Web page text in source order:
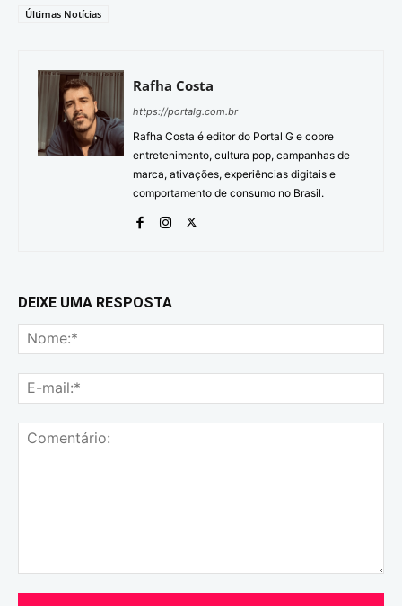
Últimas Notícias
Rafha Costa
https://portalg.com.br
Rafha Costa é editor do Portal G e cobre
entretenimento, cultura pop, campanhas de
marca, ativações, experiências digitais e
comportamento de consumo no Brasil.
DEIXE UMA RESPOSTA